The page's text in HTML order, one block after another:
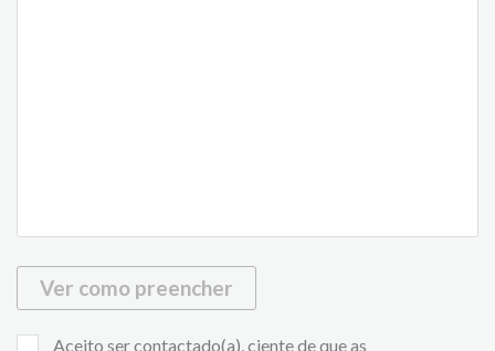
Ver como preencher
Aceito ser contactado(a), ciente de que as